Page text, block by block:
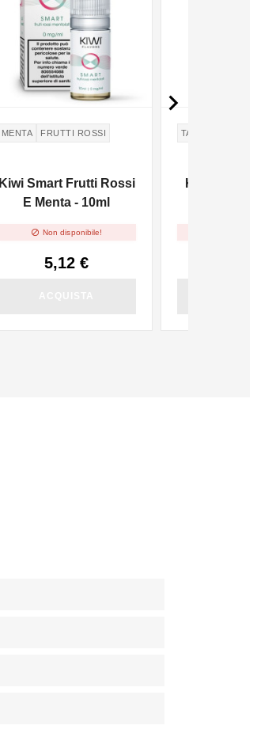
MENTA FRUTTI ROSSI
Kiwi Smart Frutti Rossi
E Menta - 10ml
 Non disponibile!
5,12 €
TABACCO
Kiwi
